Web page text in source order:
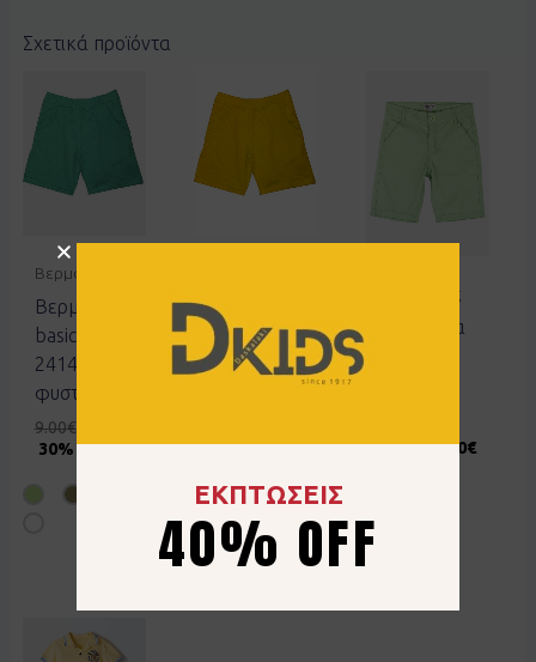
Σχετικά προϊόντα
Βερμούδες
Βερμούδα
basic Joyce
2414852
φυστικί
9.00€
30% OFF
Βερμούδα
basic Joyce
2414852
30% OFF
Βερμούδες
Βερμούδα
10.00€5.00€
ΕΚΠΤΩΣΕΙΣ
40% OFF